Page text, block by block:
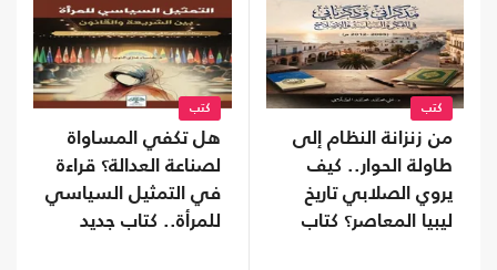
كتب
من زنزانة النظام إلى
طاولة الحوار.. كيف
يروي الصلابي تاريخ
ليبيا المعاصر؟ كتاب
كتب
هل تكفي المساواة
لصناعة العدالة؟ قراءة
في التمثيل السياسي
للمرأة.. كتاب جديد